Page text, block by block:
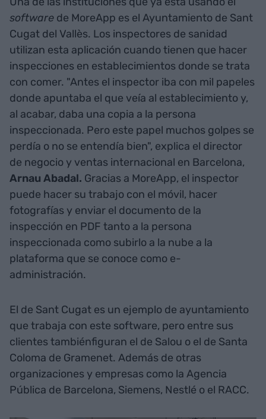
software de MoreApp es el Ayuntamiento de Sant
Cugat del Vallès. Los inspectores de sanidad
utilizan esta aplicación cuando tienen que hacer
inspecciones en establecimientos donde se trata
con comer. "Antes el inspector iba con mil papeles
donde apuntaba el que veía al establecimiento y,
al acabar, daba una copia a la persona
inspeccionada. Pero este papel muchos golpes se
perdía o no se entendía bien", explica el director
de negocio y ventas internacional en Barcelona,
Arnau Abadal. Gracias a MoreApp, el inspector
puede hacer su trabajo con el móvil, hacer
fotografías y enviar el documento de la
inspección en PDF tanto a la persona
inspeccionada como subirlo a la nube a la
plataforma que se conoce como e-
administración.
El de Sant Cugat es un ejemplo de ayuntamiento
que trabaja con este software, pero entre sus
clientes tambiénfiguran el de Salou o el de Santa
Coloma de Gramenet. Además de otras
organizaciones y empresas como la Agencia
Pública de Barcelona, Siemens, Nestlé o el RACC.